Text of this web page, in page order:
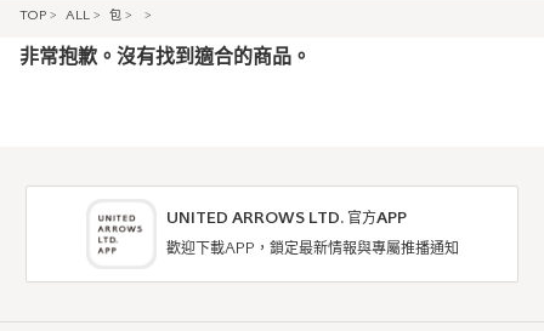
TOP > ALL > 包 > >
非常抱歉。沒有找到適合的商品。
UNITED ARROWS LTD. 官方APP
歡迎下載APP，鎖定最新情報與專屬推播通知